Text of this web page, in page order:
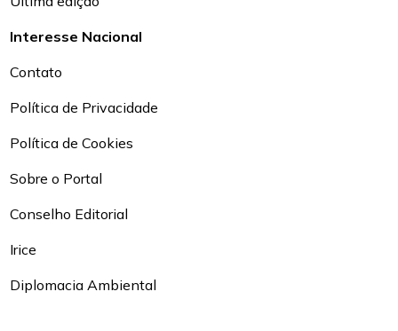
Interesse Nacional
Contato
Política de Privacidade
Política de Cookies
Sobre o Portal
Conselho Editorial
Irice
Diplomacia Ambiental